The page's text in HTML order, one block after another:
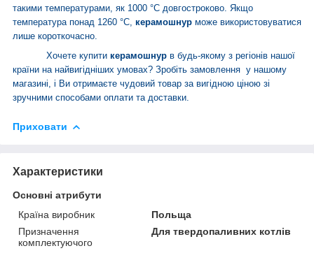
такими температурами, як 1000 °C довгостроково. Якщо
температура понад 1260 °C, керамошнур може використовуватися
лише короткочасно.
Хочете купити керамошнур в будь-якому з регіонів нашої
країни на найвигідніших умовах? Зробіть замовлення у нашому
магазині, і Ви отримаєте чудовий товар за вигідною ціною зі
зручними способами оплати та доставки.
Приховати
Характеристики
Основні атрибути
Країна виробник
Польща
Призначення
комплектуючого
Для твердопаливних котлів